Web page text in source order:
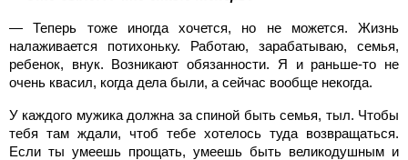
— Теперь тоже иногда хочется, но не можется. Жизнь
налаживается потихоньку. Работаю, зарабатываю, семья,
ребенок, внук. Возникают обязанности. Я и раньше-то не
очень квасил, когда дела были, а сейчас вообще некогда.
У каждого мужика должна за спиной быть семья, тыл. Чтобы
тебя там ждали, чтоб тебе хотелось туда возвращаться.
Если ты умеешь прощать, умеешь быть великодушным и